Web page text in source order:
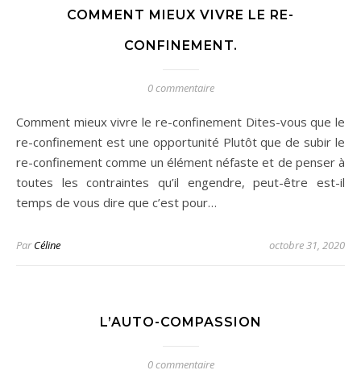
COMMENT MIEUX VIVRE LE RE-
CONFINEMENT.
0 commentaire
Comment mieux vivre le re-confinement Dites-vous que le
re-confinement est une opportunité Plutôt que de subir le
re-confinement comme un élément néfaste et de penser à
toutes les contraintes qu’il engendre, peut-être est-il
temps de vous dire que c’est pour…
ParCéline octobre 31, 2020
L’AUTO-COMPASSION
0 commentaire